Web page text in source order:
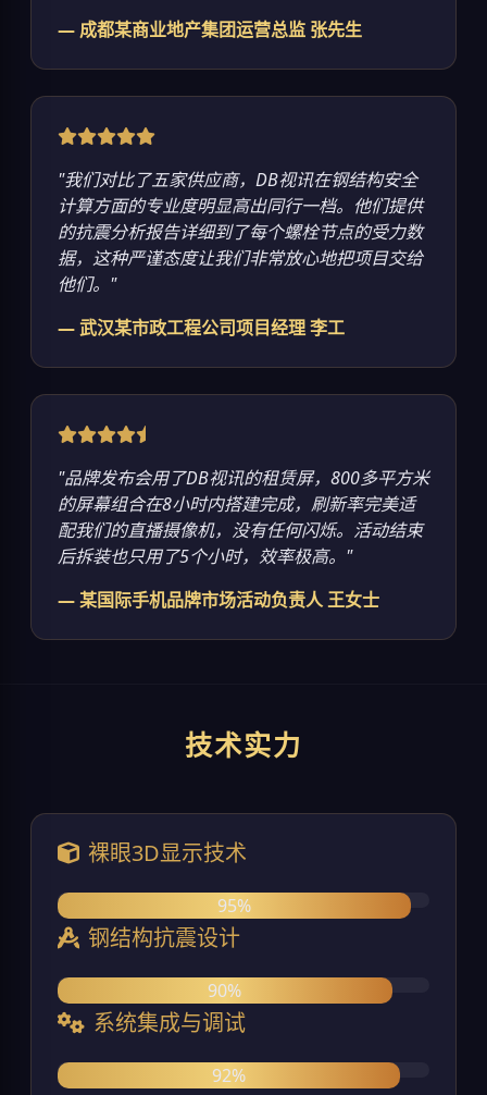
— 成都某商业地产集团运营总监 张先生
"我们对比了五家供应商，DB视讯在钢结构安全
计算方面的专业度明显高出同行一档。他们提供
的抗震分析报告详细到了每个螺栓节点的受力数
据，这种严谨态度让我们非常放心地把项目交给
他们。"
— 武汉某市政工程公司项目经理 李工
"品牌发布会用了DB视讯的租赁屏，800多平方米
的屏幕组合在8小时内搭建完成，刷新率完美适
配我们的直播摄像机，没有任何闪烁。活动结束
后拆装也只用了5个小时，效率极高。"
— 某国际手机品牌市场活动负责人 王女士
技术实力
裸眼3D显示技术
95%
钢结构抗震设计
90%
系统集成与调试
92%